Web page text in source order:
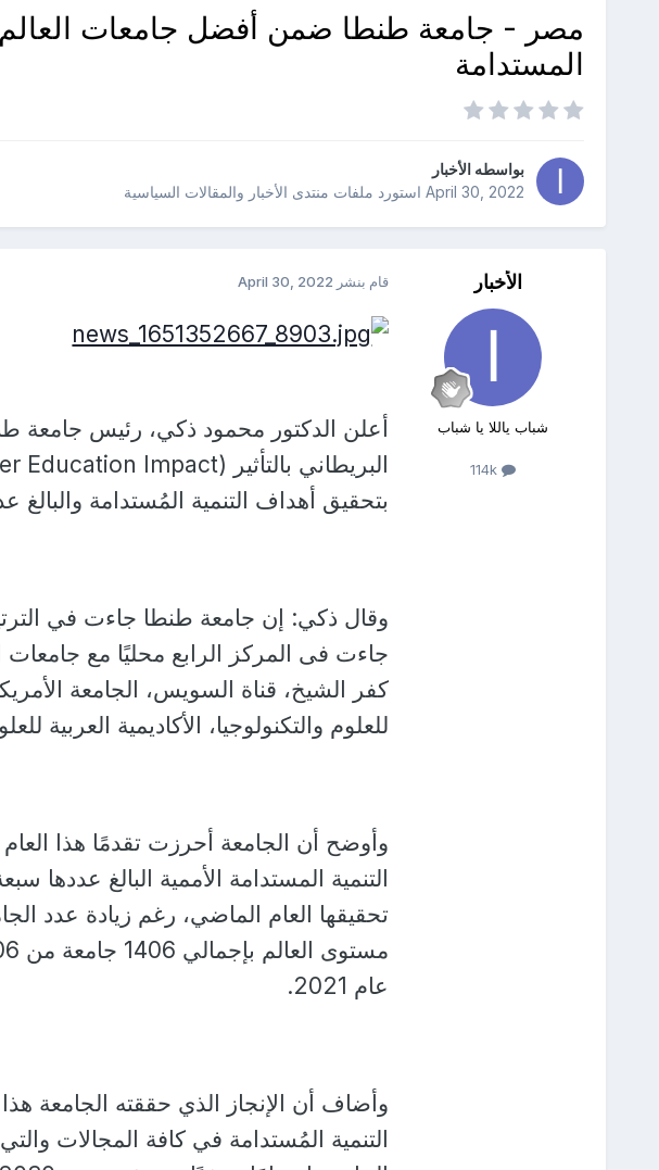
مصر - جامعة طنطا ضمن أفضل جامعات العالم
المستدامة
بواسطه الأخبار
April 30, 2022استورد ملفات منتدى الأخبار والمقالات السياسية
الأخبار
شباب ياللا يا شباب
114k
قام بنشر April 30, 2022
أعلن الدكتور محمود ذكي، رئيس جامعة
بتحقيق أهداف التنمية المُستدامة
جاءت فى المركز الرابع محليًا مع جامعات
كفر الشيخ، قناة السويس، الجامعة
للعلوم والتكنولوجيا، الأكاديمية العربية
وأوضح أن الجامعة أحرزت تقدمًا هذا
التنمية المستدامة الأممية البالغ عددها
تحقيقها العام الماضي، رغم زيادة عدد
عام 2021.
وأضاف أن الإنجاز الذي حققته الجامعة هذا
التنمية المُستدامة في كافة المجالات